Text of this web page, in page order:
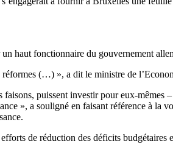
haut fonctionnaire du gouvernement
réformes (…) », a dit le ministre de
faisons, puissent investir pour eux-
», a souligné en faisant référence à la
de réduction des déficits